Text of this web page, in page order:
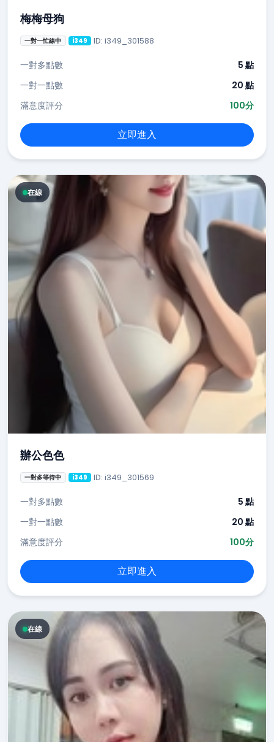
梅梅母狗
一對一忙線中 i349 ID: i349_301588
一對多點數
5 點
一對一點數
20 點
滿意度評分
100分
立即進入
在線
辦公色色
一對多等待中 i349 ID: i349_301569
一對多點數
5 點
一對一點數
20 點
滿意度評分
100分
立即進入
在線